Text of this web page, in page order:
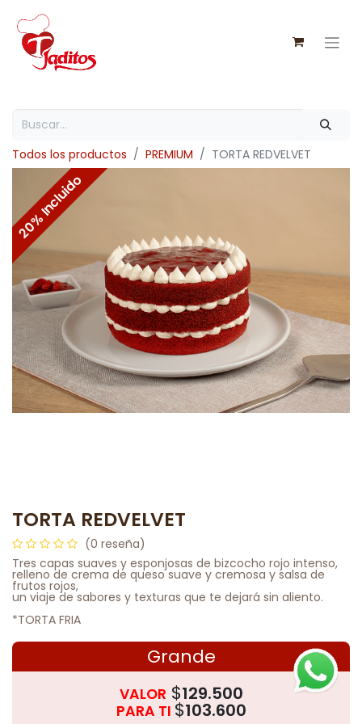
Todos los productos PREMIUM TORTA REDVELVET
20% Incluido
TORTA REDVELVET
(0 reseña)
Tres capas suaves y esponjosas de bizcocho rojo intenso,
relleno de crema de queso suave y cremosa y salsa de
frutos rojos,
un viaje de sabores y texturas que te dejará sin aliento.
*TORTA FRIA
Grande
VALOR $129.500
PARA TI $103.600